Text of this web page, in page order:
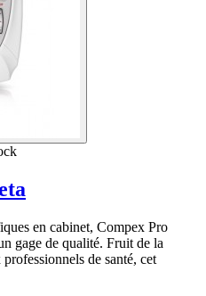
en cabinet, Compex Pro
gage de qualité. Fruit de la
de santé, cet